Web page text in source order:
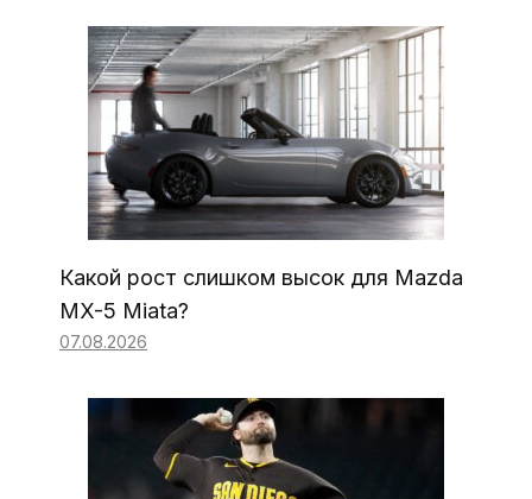
Какой рост слишком высок для Mazda
MX-5 Miata?
07.08.2026